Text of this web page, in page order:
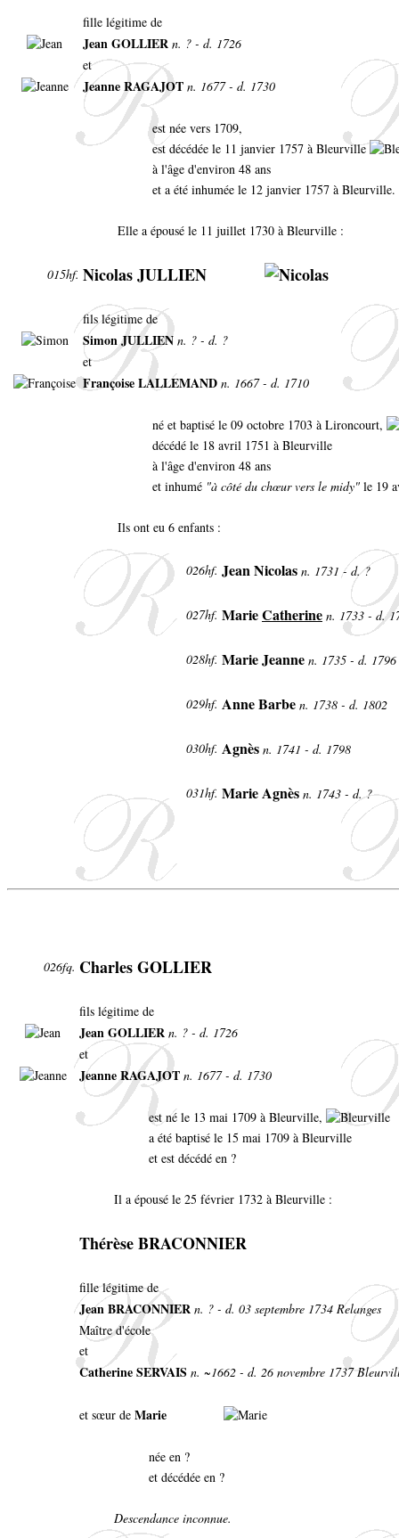
fille légitime de
Jean GOLLIER n. ? - d. 1726
et
Jeanne RAGAJOT n. 1677 - d. 1730
est née vers 1709,
est décédée le 11 janvier 1757 à Bleurville
à l'âge d'environ 48 ans
et a été inhumée le 12 janvier 1757 à Bleurville.
Elle a épousé le 11 juillet 1730 à Bleurville :
015hf. Nicolas JULLIEN
fils légitime de
Simon JULLIEN n. ? - d. ?
et
Françoise LALLEMAND n. 1667 - d. 1710
né et baptisé le 09 octobre 1703 à Lironcourt,
décédé le 18 avril 1751 à Bleurville
à l'âge d'environ 48 ans
et inhumé "à côté du chœur vers le midy" le 19
Ils ont eu 6 enfants :
026hf. Jean Nicolas n. 1731 - d. ?
027hf. MarieCatherine n. 1733 - d.
028hf. Marie Jeanne n. 1735 - d. 1796
029hf. Anne Barbe n. 1738 - d. 1802
030hf. Agnès n. 1741 - d. 1798
031hf. Marie Agnès n. 1743 - d. ?
026fq. Charles GOLLIER
fils légitime de
Jean GOLLIER n. ? - d. 1726
et
Jeanne RAGAJOT n. 1677 - d. 1730
est né le 13 mai 1709 à Bleurville,
a été baptisé le 15 mai 1709 à Bleurville
et est décédé en ?
Il a épousé le 25 février 1732 à Bleurville :
Thérèse BRACONNIER
fille légitime de
Jean BRACONNIER n. ? - d. 03 septembre 1734 Relanges
Maître d'école
et
Catherine SERVAIS n. ~1662 - d. 26 novembre 1737
et sœur de Marie
née en ?
et décédée en ?
Descendance inconnue.